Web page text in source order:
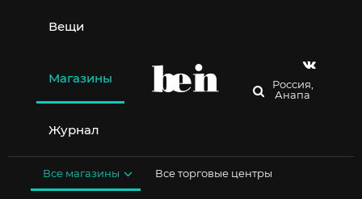
содержимому
Вещи
Магазины
Журнал
Россия,
Анапа
Все магазины Все торговые центры